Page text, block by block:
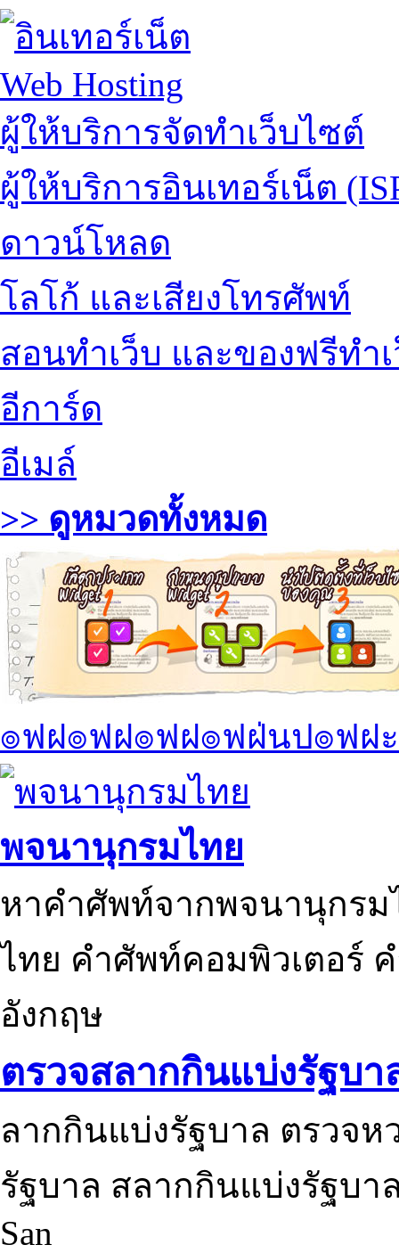
Web Hosting
ผู้ให้บริการจัดทำเว็บไซต์
ผู้ให้บริการอินเทอร์เน็ต
ดาวน์โหลด
โลโก้ และเสียงโทรศัพท์
สอนทำเว็บ และของฟรีทำ
อีการ์ด
อีเมล์
>> ดูหมวดทั้งหมด
๏ฟฝ๏ฟฝ๏ฟฝ๏ฟฝ่นป๏ฟฝ
พจนานุกรมไทย
หาคำศัพท์จากพจนานุกรม
ไทย คำศัพท์คอมพิวเตอร์
อังกฤษ
ตรวจสลากกินแบ่งรัฐบา
ลากกินแบ่งรัฐบาล ตรวจ
รัฐบาล สลากกินแบ่งรัฐบา
San